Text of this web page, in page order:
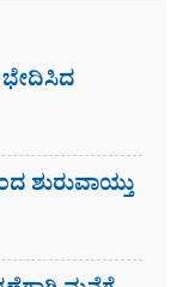
ಭೇದಿಸಿದ
ಶುರುವಾಯ್ತು